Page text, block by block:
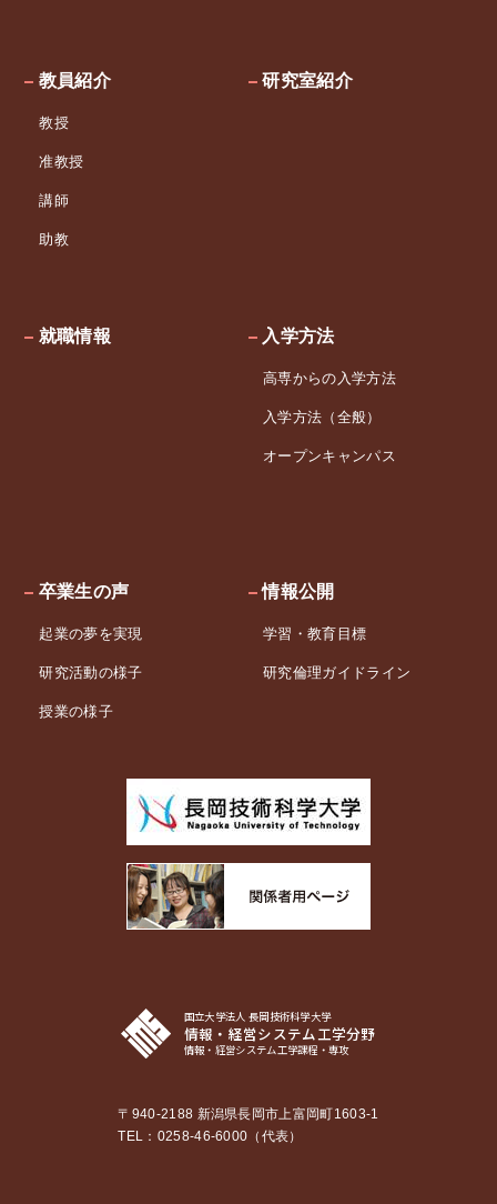
国立大学法人 長岡技術科学大学
情報・経営システム工学分野
情報・経営システム工学課程・専攻
〒940-2188 新潟県長岡市上富岡町1603-1
TEL：0258-46-6000（代表）
教員紹介
教授
准教授
講師
助教
研究室紹介
就職情報 入学方法
高専からの入学方法
入学方法（全般）
オープンキャンパス
卒業生の声
起業の夢を実現
研究活動の様子
授業の様子
情報公開
学習・教育目標
研究倫理ガイドライン